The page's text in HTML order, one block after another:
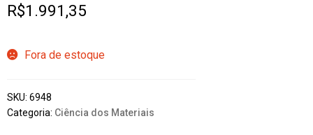
R$1.991,35
Fora de estoque
SKU: 6948
Categoria: Ciência dos Materiais